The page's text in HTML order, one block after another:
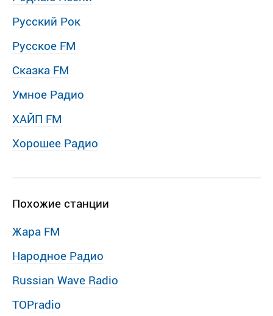
Русский Рок
Русское FM
Сказка FM
Умное Радио
ХАЙП FM
Хорошее Радио
Похожие станции
Жара FM
Народное Радио
Russian Wave Radio
TOPradio